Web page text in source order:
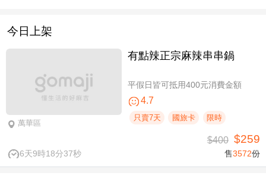
今日上架
萬華區
有點辣正宗麻辣串串鍋
平假日皆可抵用400元消費金額
4.7
只賣7天 國旅卡 限時
6天9時18分37秒
$400 $259
售3572份